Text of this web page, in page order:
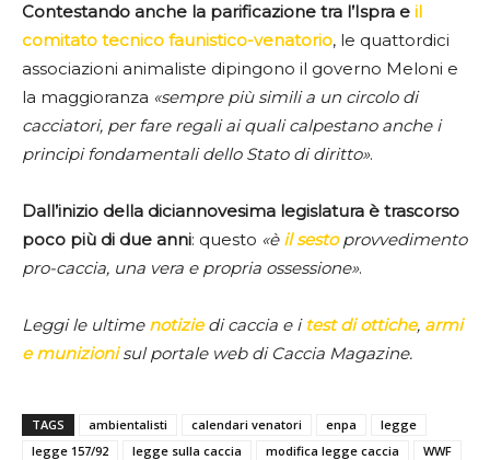
Contestando anche la parificazione tra l’Ispra e il
comitato tecnico faunistico-venatorio, le quattordici
associazioni animaliste dipingono il governo Meloni e
la maggioranza «sempre più simili a un circolo di
cacciatori, per fare regali ai quali calpestano anche i
principi fondamentali dello Stato di diritto».
Dall’inizio della diciannovesima legislatura è trascorso
poco più di due anni: questo «è il sestoprovvedimento
pro-caccia, una vera e propria ossessione».
Leggi le ultime notiziedi caccia e i test di ottiche, armi
e munizionisul portale web di Caccia Magazine.
TAGS ambientalisti calendari venatori enpa
legge
legge 157/92
legge sulla caccia modifica legge caccia WWF